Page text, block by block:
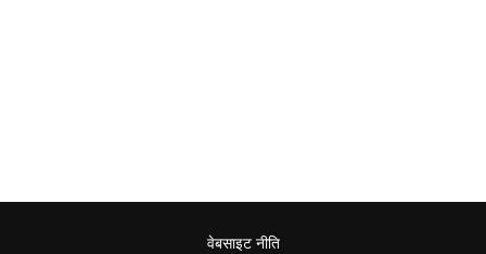
वेबसाइट नीति